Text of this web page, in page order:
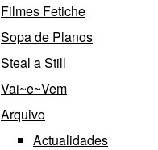
Filmes Fetiche
Sopa de Planos
Steal a Still
Vai~e~Vem
Arquivo
Actualidades